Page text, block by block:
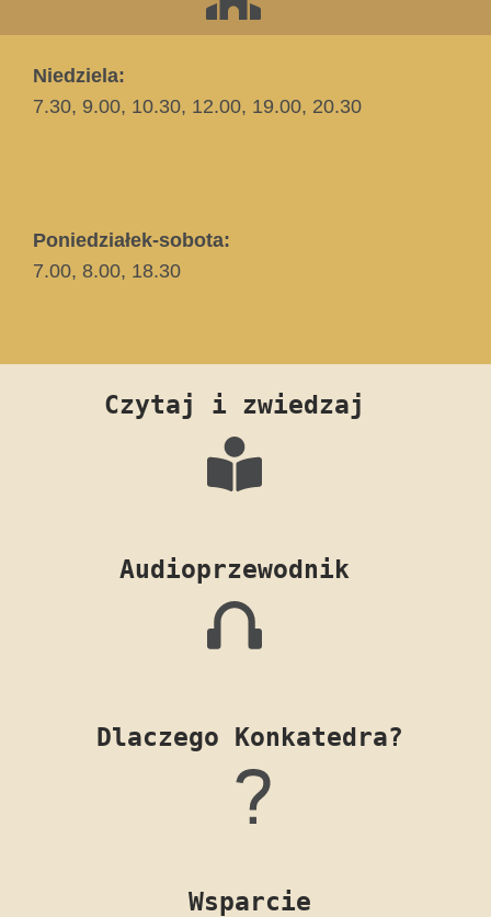
Niedziela:
7.30, 9.00, 10.30, 12.00, 19.00, 20.30
Poniedziałek-sobota:
7.00, 8.00, 18.30
Czytaj i zwiedzaj
Audioprzewodnik
Dlaczego Konkatedra?
Wsparcie